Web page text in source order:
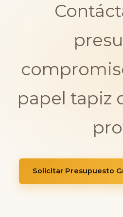
papel tapiz
Solicitar Presupuesto